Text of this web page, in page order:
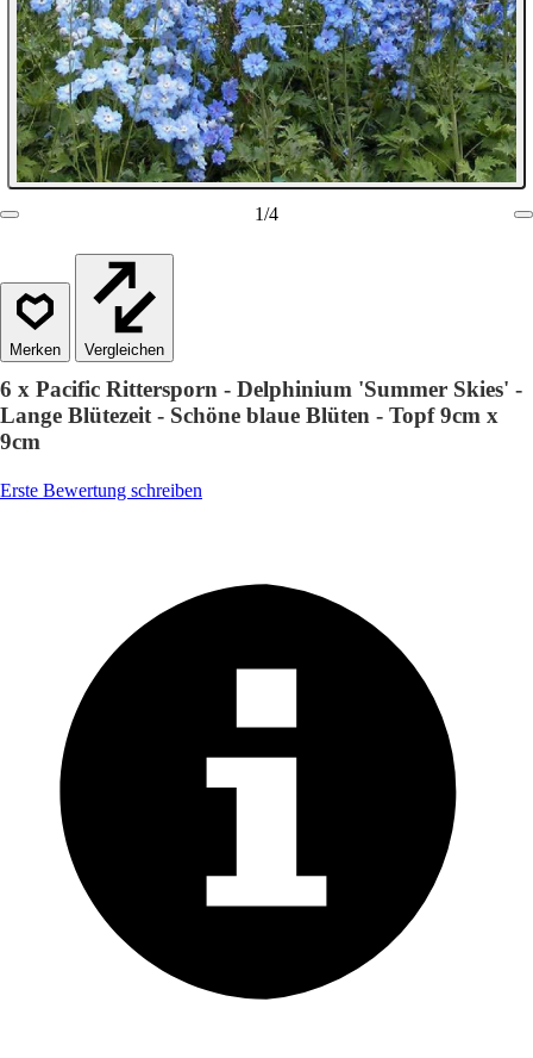
1/4
Vergleichen
6 x Pacific Rittersporn - Delphinium 'Summer Skies' -
Lange Blütezeit - Schöne blaue Blüten - Topf 9cm x
9cm
Erste Bewertung schreiben